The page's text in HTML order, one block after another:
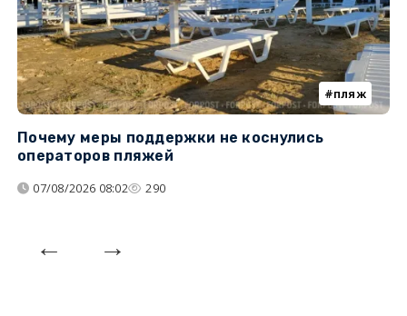
пляж
Почему меры поддержки не коснулись
операторов пляжей
07/08/2026 08:02 290